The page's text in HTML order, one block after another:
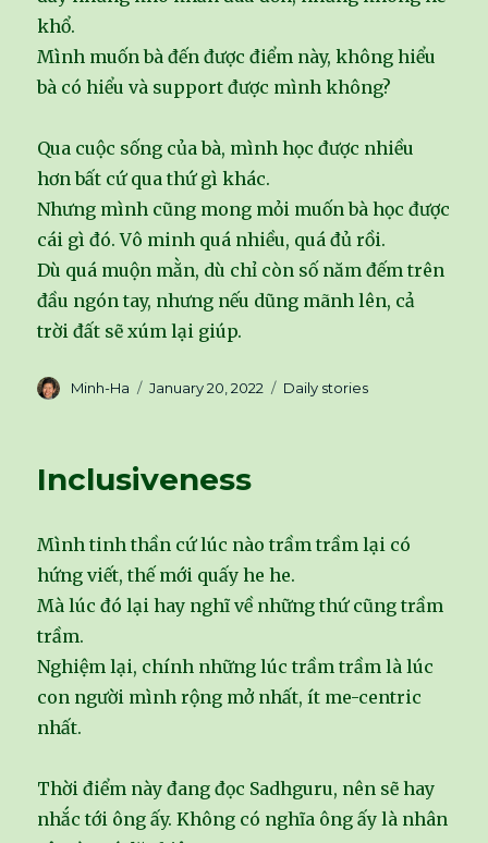
khổ.
Mình muốn bà đến được điểm này, không hiểu
bà có hiểu và support được mình không?
Qua cuộc sống của bà, mình học được nhiều
hơn bất cứ qua thứ gì khác.
Nhưng mình cũng mong mỏi muốn bà học được
cái gì đó. Vô minh quá nhiều, quá đủ rồi.
Dù quá muộn mằn, dù chỉ còn số năm đếm trên
đầu ngón tay, nhưng nếu dũng mãnh lên, cả
trời đất sẽ xúm lại giúp.
Author
Minh-Ha
Posted
January 20, 2022 Categories
Daily stories
Inclusiveness
Mình tinh thần cứ lúc nào trầm trầm lại có
hứng viết, thế mới quấy he he.
Mà lúc đó lại hay nghĩ về những thứ cũng trầm
trầm.
Nghiệm lại, chính những lúc trầm trầm là lúc
con người mình rộng mở nhất, ít me-centric
nhất.
Thời điểm này đang đọc Sadhguru, nên sẽ hay
nhắc tới ông ấy. Không có nghĩa ông ấy là nhân